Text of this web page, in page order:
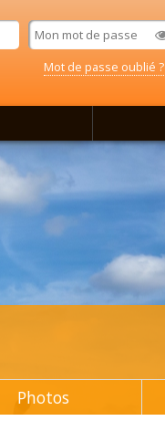
Mot de passe oublié ?
Photos